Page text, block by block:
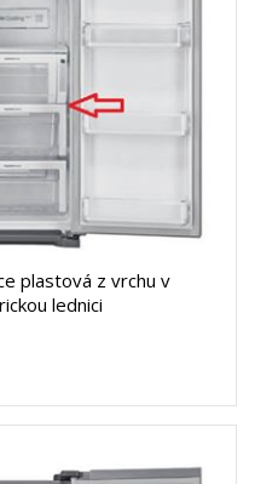
plastová z vrchu v
lednici